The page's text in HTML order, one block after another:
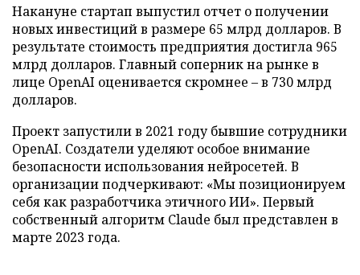
Накануне стартап выпустил отчет о получении
новых инвестиций в размере 65 млрд долларов. В
результате стоимость предприятия достигла 965
млрд долларов. Главный соперник на рынке в
лице OpenAI оценивается скромнее – в 730 млрд
долларов.
Проект запустили в 2021 году бывшие сотрудники
OpenAI. Создатели уделяют особое внимание
безопасности использования нейросетей. В
организации подчеркивают: «Мы позиционируем
себя как разработчика этичного ИИ». Первый
собственный алгоритм Claude был представлен в
марте 2023 года.